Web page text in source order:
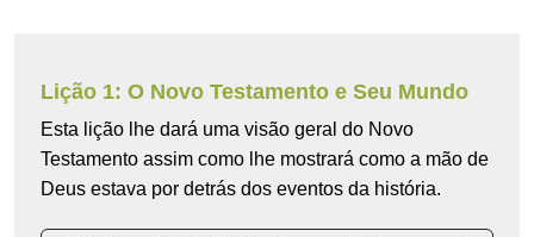
Lição 1: O Novo Testamento e Seu Mundo
Esta lição lhe dará uma visão geral do Novo
Testamento assim como lhe mostrará como a mão de
Deus estava por detrás dos eventos da história.